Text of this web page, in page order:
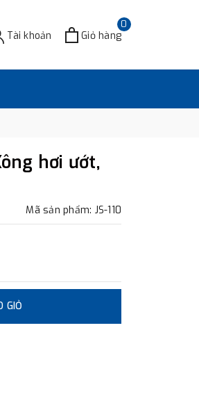
Tài khoản
0
Giỏ hàng
hơi ướt,
Mã sản phẩm: JS-110
GIỎ